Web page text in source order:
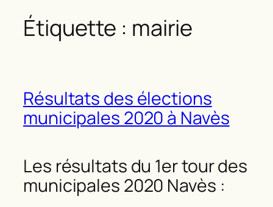
Étiquette : mairie
Résultats des élections
municipales 2020 à Navès
Les résultats du 1er tour des
municipales 2020 Navès :